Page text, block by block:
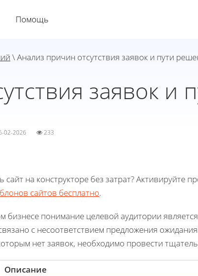
Помощь
\ Анализ причин отсутствия заявок и пути
заявок и
02-2026 233
сайт на конструкторе без затрат? Активируйте
сайтов бесплатно.
бизнесе понимание целевой аудитории
с несоответствием предложения
нет заявок, необходимо провести
Описание